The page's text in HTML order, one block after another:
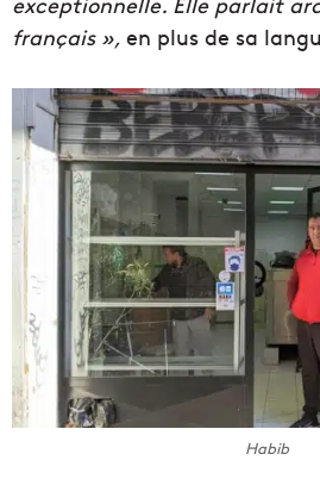
français », en plus de sa
Habib